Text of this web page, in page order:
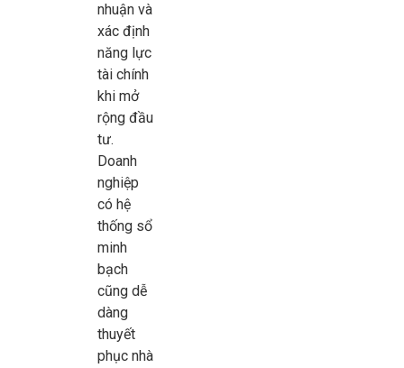
nhuận và
xác định
năng lực
tài chính
khi mở
rộng đầu
tư.
Doanh
nghiệp
có hệ
thống sổ
minh
bạch
cũng dễ
dàng
thuyết
phục nhà